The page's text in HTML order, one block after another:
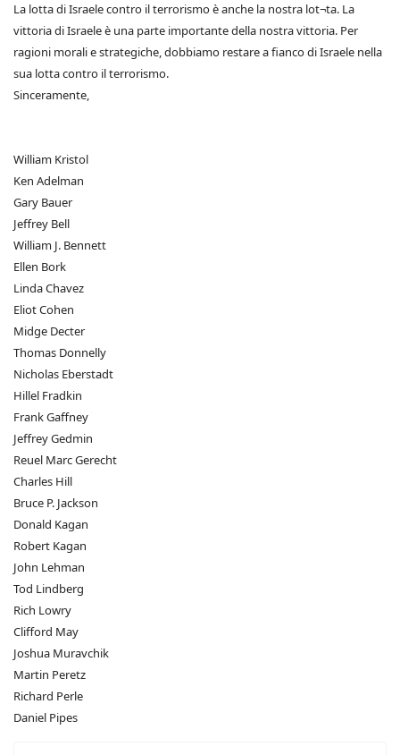
La lotta di Israele contro il terrorismo è anche la nostra lot¬ta. La
vittoria di Israele è una parte importante della nostra vittoria. Per
ragioni morali e strategiche, dobbiamo restare a fianco di Israele nella
sua lotta contro il terrorismo.
Sinceramente,
William Kristol
Ken Adelman
Gary Bauer
Jeffrey Bell
William J. Bennett
Ellen Bork
Linda Chavez
Eliot Cohen
Midge Decter
Thomas Donnelly
Nicholas Eberstadt
Hillel Fradkin
Frank Gaffney
Jeffrey Gedmin
Reuel Marc Gerecht
Charles Hill
Bruce P. Jackson
Donald Kagan
Robert Kagan
John Lehman
Tod Lindberg
Rich Lowry
Clifford May
Joshua Muravchik
Martin Peretz
Richard Perle
Daniel Pipes